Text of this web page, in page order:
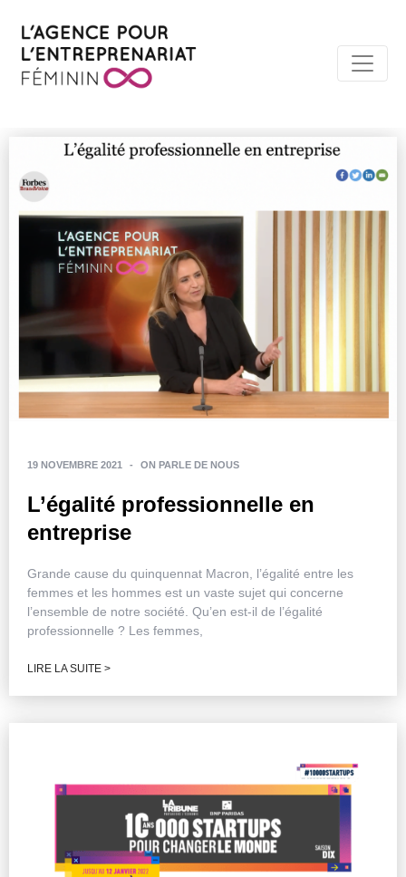
19 NOVEMBRE 2021 - ON PARLE DE NOUS
L’égalité professionnelle en
entreprise
Grande cause du quinquennat Macron, l’égalité entre les
femmes et les hommes est un vaste sujet qui concerne
l’ensemble de notre société. Qu’en est-il de l’égalité
professionnelle ? Les femmes,
LIRE LA SUITE >